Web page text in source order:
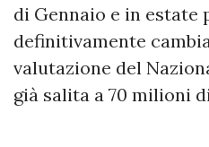
di Gennaio e in estate
definitivamente
valutazione del
già salita a 70 milioni